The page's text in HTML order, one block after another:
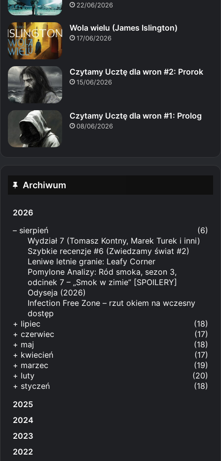
22/06/2026
Wola wielu (James Islington)
17/06/2026
Czytamy Ucztę dla wron #2: Prorok
15/06/2026
Czytamy Ucztę dla wron #1: Prolog
08/06/2026
Archiwum
2026
– sierpień
(6)
Wydział 7 (Tomasz Kontny, Marek Turek i inni)
Szybkie recenzje #6 (Zwiedzamy świat #2)
Leniwe letnie granie: Leafy Corner
Pomylone Analizy: Ród smoka, sezon 3,
odcinek 7 – „Smok w zimie” [SPOILERY]
Odyseja (2026)
Infection Free Zone – rzut okiem na wczesny
dostęp
+ lipiec
(18)
+ czerwiec
(17)
+ maj
(18)
+ kwiecień
(17)
+ marzec
(19)
+ luty
(20)
+ styczeń
(18)
2025
2024
2023
2022